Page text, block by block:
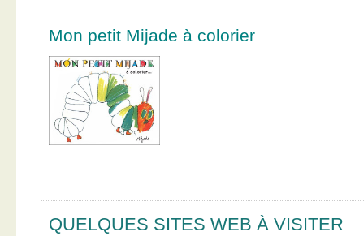
Mon petit Mijade à colorier
QUELQUES SITES WEB À VISITER